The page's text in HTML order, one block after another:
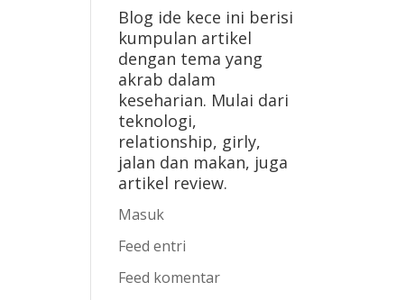
Blog ide kece ini berisi
kumpulan artikel
dengan tema yang
akrab dalam
keseharian. Mulai dari
teknologi,
relationship, girly,
jalan dan makan, juga
artikel review.
Masuk
Feed entri
Feed komentar